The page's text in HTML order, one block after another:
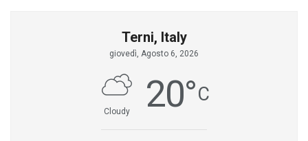
Terni, Italy
giovedì, Agosto 6, 2026
Cloudy 20°C